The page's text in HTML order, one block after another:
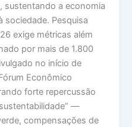
sustentando a economia
sociedade. Pesquisa
exige métricas além
por mais de 1.800
no início de
Econômico
forte repercussão
—
compensações de